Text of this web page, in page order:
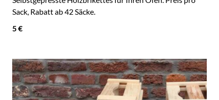
Sack, Rabatt ab 42 Säcke.
5 €